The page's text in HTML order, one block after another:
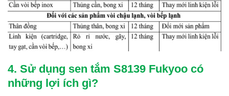
4. Sử dụng sen tắm S8139 Fukyoo có
những lợi ích gì?